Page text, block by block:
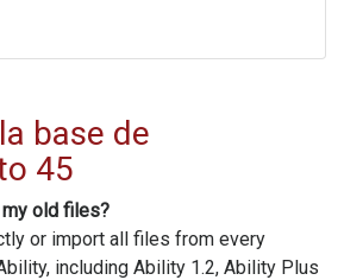
base de
45
old files?
or import all files from every
including Ability 1.2, Ability Plus